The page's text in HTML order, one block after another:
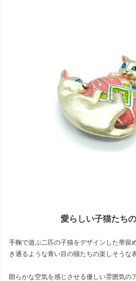
愛らしい子猫たち
手鞠で遊ぶ二匹の子猫をデザインした帯留
き通るような青い目の猫たちの楽しそうな
朗らかな空気を感じさせる優しい雰囲気の